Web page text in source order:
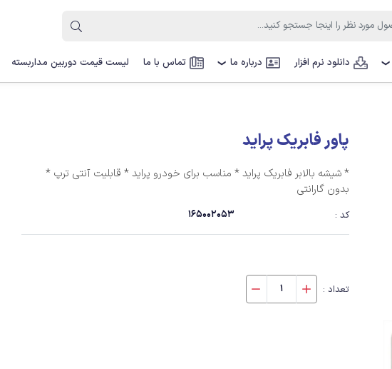
❯ دانلود نرم افزار درباره ما ❯ تماس با ما لیست قیمت دوربین مداربسته
پاور فابریک پراید
* شیشه بالابر فابریک پراید * مناسب برای خودرو پراید * قابلیت آنتی ترپ *
بدون گارانتی
کد : 165002053
تعداد :